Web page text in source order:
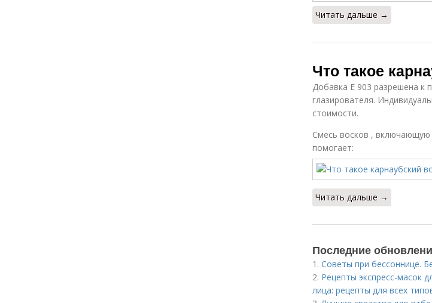
Читать дальше →
Что такое
Добавка E 903 разрешена к
глазирователя.
стоимости.
Смесь восков , включающую
помогает:
Читать дальше →
Последние
1. Советы при бессоннице.
2. Рецепты экспресс-масок
лица: рецепты для всех